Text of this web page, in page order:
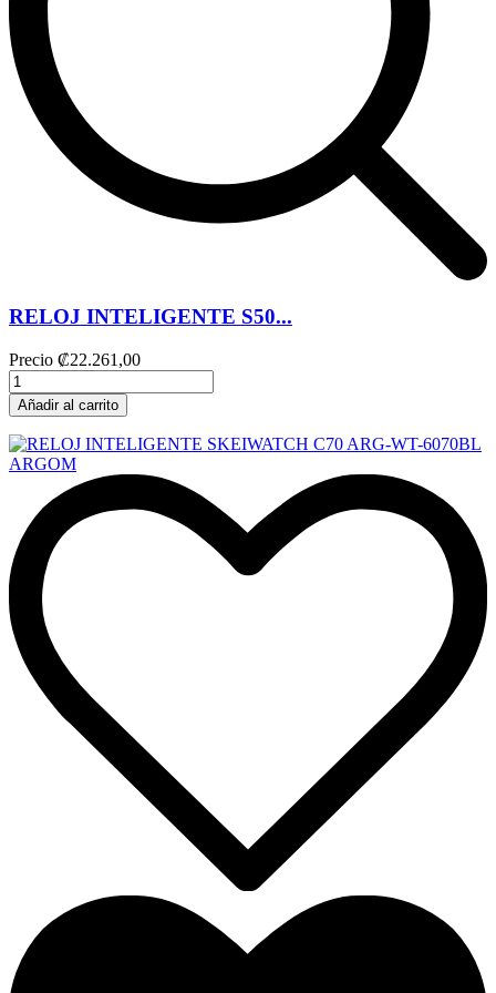
RELOJ INTELIGENTE S50...
Precio ₡22.261,00
Añadir al carrito